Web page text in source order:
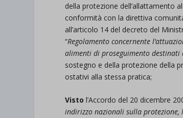
della protezione dell’allattamento
conformità con la direttiva
all’articolo 14 del decreto del
“Regolamento concernente
alimenti di proseguimento destinati
sostegno e della protezione della
ostativi alla stessa pratica;
Vistol’Accordo del 20 dicembre
indirizzo nazionali sulla protezione,